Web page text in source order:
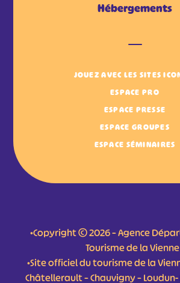
Hébergements
JOUEZ AVEC LES SITES
ESPACE PRO
ESPACE PRESSE
ESPACE GROUPES
ESPACE SÉMINAIRES
•Copyright © 2026 – Agence
Tourisme de la Vienne
•Site officiel du tourisme de la
Châtellerault – Chauvigny –